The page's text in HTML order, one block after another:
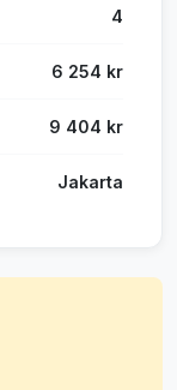
4
6 254 kr
9 404 kr
Jakarta